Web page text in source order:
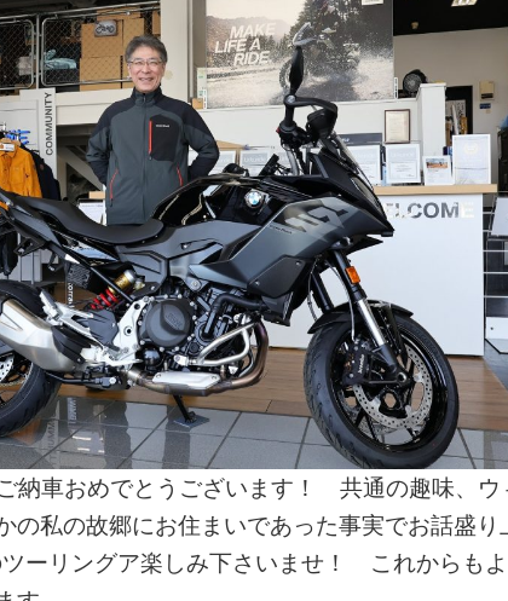
車おめでとうございます！ 共通の趣味、ウ
の私の故郷にお住まいであった事実でお話盛り
ーリングア楽しみ下さいませ！ これからもよ